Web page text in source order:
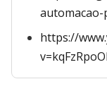
https://